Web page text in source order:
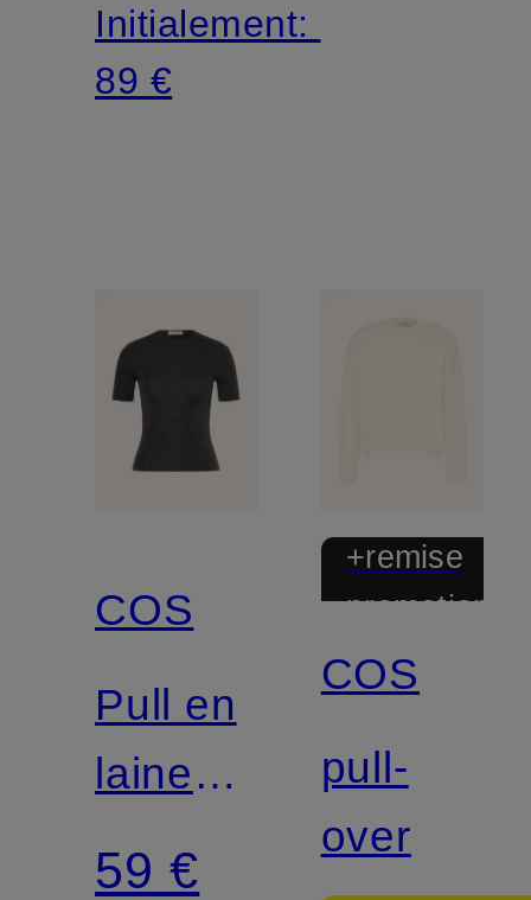
Initialement:
89 €
COS
Pull en
laine
mérinos
59 €
+remise
COS
pull-
over